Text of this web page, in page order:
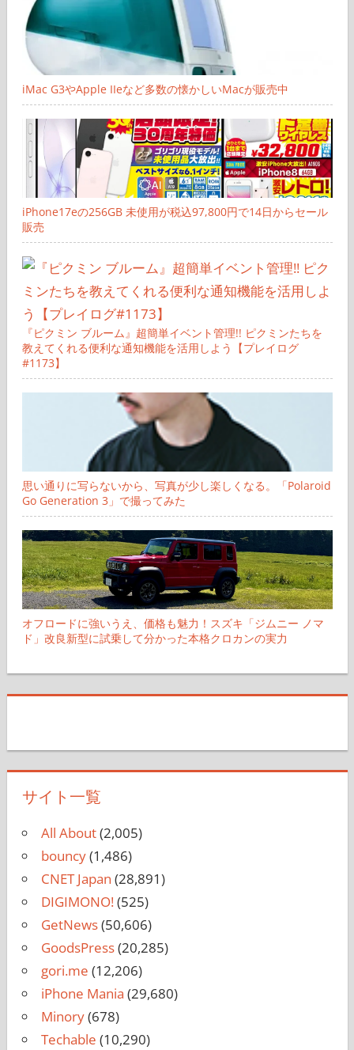
iMac G3やApple IIeなど多数の懐かしいMacが販売中
iPhone17eの256GB 未使用が税込97,800円で14日からセール
販売
『ピクミン ブルーム』超簡単イベント管理!! ピクミンたちを
教えてくれる便利な通知機能を活用しよう【プレイログ
#1173】
思い通りに写らないから、写真が少し楽しくなる。「Polaroid
Go Generation 3」で撮ってみた
オフロードに強いうえ、価格も魅力！スズキ「ジムニー ノマ
ド」改良新型に試乗して分かった本格クロカンの実力
サイト一覧
All About(2,005)
bouncy(1,486)
CNET Japan (28,891)
DIGIMONO!(525)
GetNews(50,606)
GoodsPress(20,285)
gori.me (12,206)
iPhone Mania (29,680)
Minory(678)
Techable (10,290)